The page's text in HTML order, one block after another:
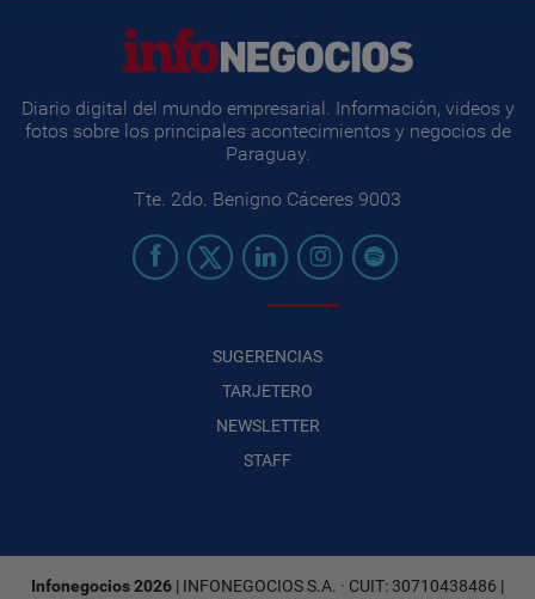
Diario digital del mundo empresarial. Información, videos y
fotos sobre los principales acontecimientos y negocios de
Paraguay.
Tte. 2do. Benigno Cáceres 9003
SUGERENCIAS
TARJETERO
NEWSLETTER
STAFF
Infonegocios 2026 | INFONEGOCIOS S.A. · CUIT: 30710438486 |